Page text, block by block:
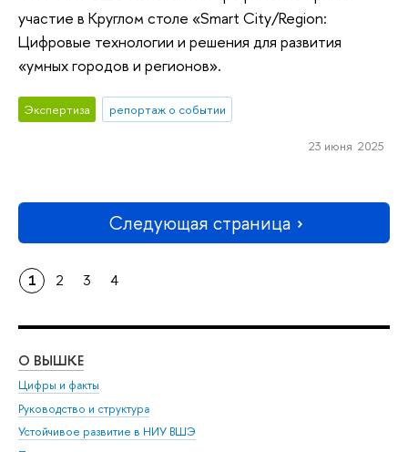
участие в Круглом столе «Smart City/Region:
Цифровые технологии и решения для развития
«умных городов и регионов».
Экспертиза репортаж о событии
23 июня 2025
Следующая страница
1 2 3 4
О ВЫШКЕ
Цифры и факты
Руководство и структура
Устойчивое развитие в НИУ ВШЭ